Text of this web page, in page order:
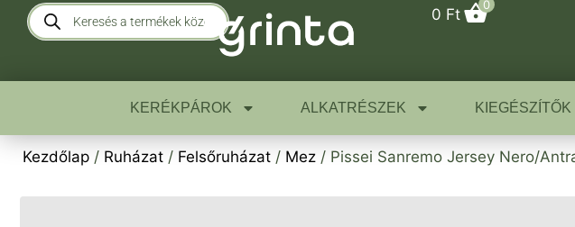
0 Ft
0
KERÉKPÁROK ALKATRÉSZEK KIEGÉSZÍTŐK
Kezdőlap / Ruházat / Felsőruházat / Mez / Pissei Sanremo Jersey Nero/